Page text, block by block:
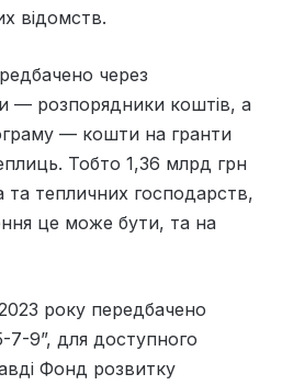
відомств.
через
— розпорядники коштів, а
— кошти на гранти
Тобто 1,36 млрд грн
тепличних господарств,
це може бути, та на
року передбачено
9”, для доступного
Фонд розвитку